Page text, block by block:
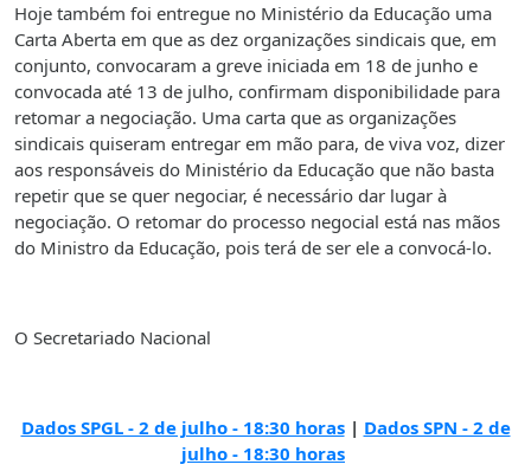
Hoje também foi entregue no Ministério da Educação uma
Carta Aberta em que as dez organizações sindicais que, em
conjunto, convocaram a greve iniciada em 18 de junho e
convocada até 13 de julho, confirmam disponibilidade para
retomar a negociação. Uma carta que as organizações
sindicais quiseram entregar em mão para, de viva voz, dizer
aos responsáveis do Ministério da Educação que não basta
repetir que se quer negociar, é necessário dar lugar à
negociação. O retomar do processo negocial está nas mãos
do Ministro da Educação, pois terá de ser ele a convocá-lo.
O Secretariado Nacional
Dados SPGL - 2 de julho - 18:30 horas| Dados SPN - 2 de
julho - 18:30 horas